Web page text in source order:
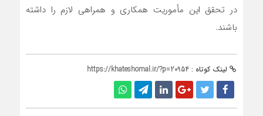
در تحقق این مأموریت همکاری و همراهی لازم را داشته
باشند.
لینک کوتاه : https://khateshomal.ir/?p=20954